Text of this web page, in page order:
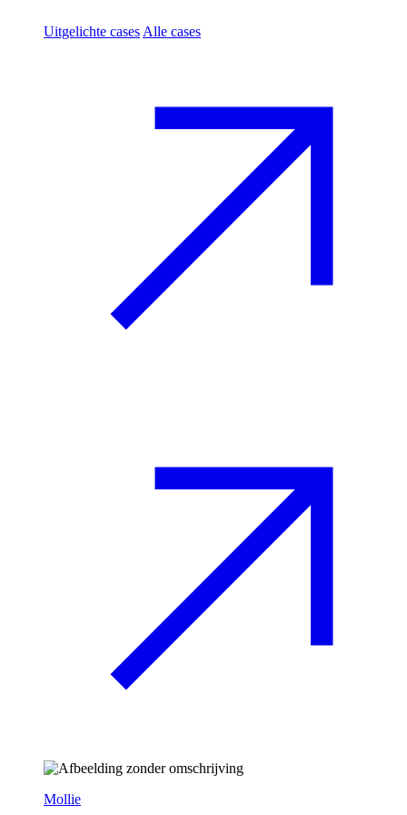
Uitgelichte cases Alle cases
Mollie